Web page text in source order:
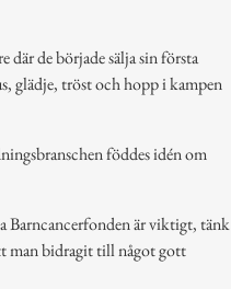
där de började sälja sin första
glädje, tröst och hopp i kampen
föddes idén om
Barncancerfonden är viktigt, tänk
man bidragit till något gott